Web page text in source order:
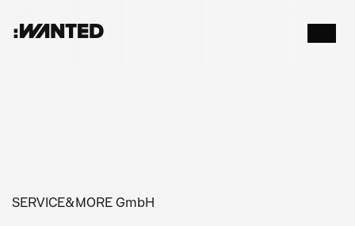
:WANTED
SERVICE&MORE GmbH